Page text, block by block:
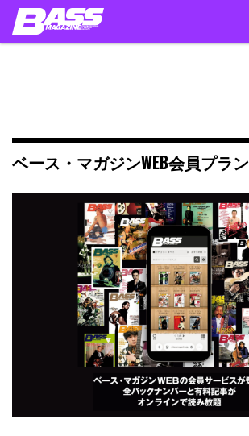
Skip
content
ベース・マガジンWEB会員プラン